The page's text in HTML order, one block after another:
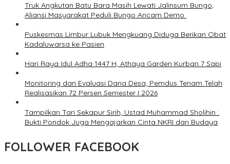
Truk Angkutan Batu Bara Masih Lewati Jalinsum Bungo,
Aliansi Masyarakat Peduli Bungo Ancam Demo
Puskesmas Limbur Lubuk Mengkuang Diduga Berikan Obat
Kadaluwarsa ke Pasien
Hari Raya Idul Adha 1447 H, Athaya Garden Kurban 7 Sapi
Monitoring dan Evaluasi Dana Desa, Pemdus Tenam Telah
Realisasikan 72 Persen Semester I 2026
Tampilkan Tari Sekapur Sirih, Ustad Muhammad Sholihin :
Bukti Pondok Juga Mengajarkan Cinta NKRI dan Budaya
FOLLOWER FACEBOOK